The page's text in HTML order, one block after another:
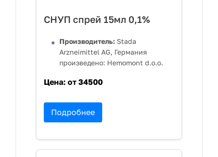
СНУП спрей 15мл 0,1%
Производитель: Stada
Arzneimittel AG, Германия
произведено: Hemomont d.o.o.
Цена: от 34500
Подробнее